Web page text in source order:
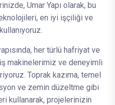
Umar Yapı olarak, bu
en iyi işçiliği ve
her türlü hafriyat ve
makinelerimiz ve deneyimli
Toprak kazıma, temel
ve zemin düzeltme gibi
kullanarak, projelerinizin